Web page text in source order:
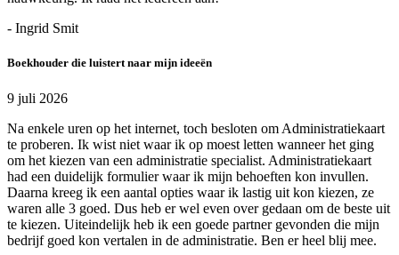
- Ingrid Smit
Boekhouder die luistert naar mijn ideeën
9 juli 2026
Na enkele uren op het internet, toch besloten om Administratiekaart
te proberen. Ik wist niet waar ik op moest letten wanneer het ging
om het kiezen van een administratie specialist. Administratiekaart
had een duidelijk formulier waar ik mijn behoeften kon invullen.
Daarna kreeg ik een aantal opties waar ik lastig uit kon kiezen, ze
waren alle 3 goed. Dus heb er wel even over gedaan om de beste uit
te kiezen. Uiteindelijk heb ik een goede partner gevonden die mijn
bedrijf goed kon vertalen in de administratie. Ben er heel blij mee.